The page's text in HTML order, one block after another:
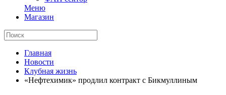
Меню
Магазин
Главная
Новости
Клубная жизнь
«Нефтехимик» продлил контракт с Бикмуллиным